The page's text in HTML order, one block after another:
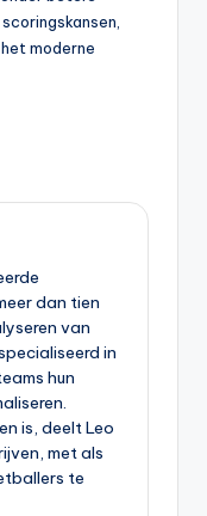
moderne
dan tien
van
in
hun
is, deelt Leo
met als
te